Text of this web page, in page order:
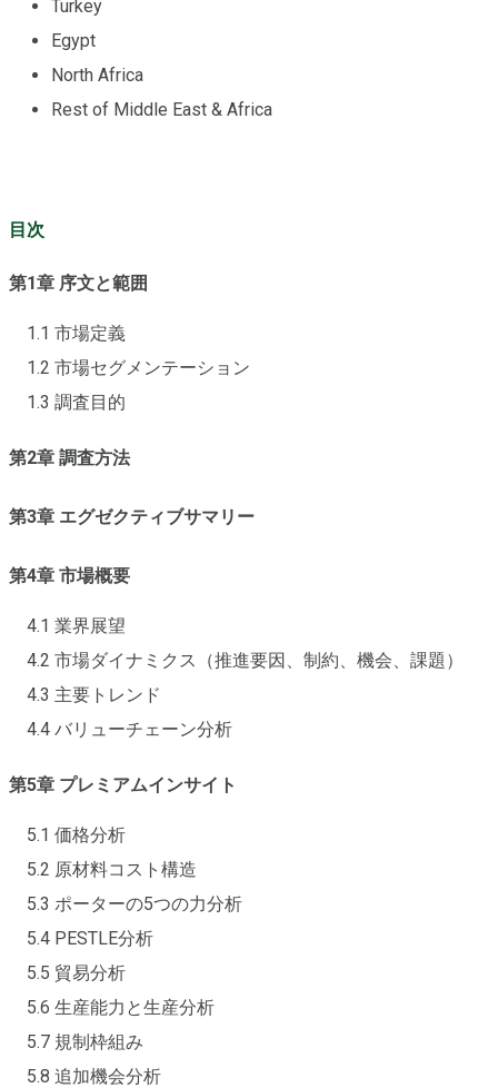
Turkey
Egypt
North Africa
Rest of Middle East & Africa
目次
第1章 序文と範囲
1.1 市場定義
1.2 市場セグメンテーション
1.3 調査目的
第2章 調査方法
第3章 エグゼクティブサマリー
第4章 市場概要
4.1 業界展望
4.2 市場ダイナミクス（推進要因、制約、機会、課題）
4.3 主要トレンド
4.4 バリューチェーン分析
第5章 プレミアムインサイト
5.1 価格分析
5.2 原材料コスト構造
5.3 ポーターの5つの力分析
5.4 PESTLE分析
5.5 貿易分析
5.6 生産能力と生産分析
5.7 規制枠組み
5.8 追加機会分析